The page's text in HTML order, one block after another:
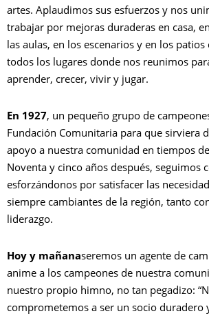
artes. Aplaudimos sus esfuerzos y nos
trabajar por mejoras duraderas en casa,
las aulas, en los escenarios y en los patios
todos los lugares donde nos reunimos
aprender, crecer, vivir y jugar.
En 1927, un pequeño grupo de
Fundación Comunitaria para que sirviera
apoyo a nuestra comunidad en tiempos
Noventa y cinco años después, seguimos
esforzándonos por satisfacer las
siempre cambiantes de la región, tanto
liderazgo.
Hoy y mañanaseremos un agente de
anime a los campeones de nuestra
nuestro propio himno, no tan pegadizo:
comprometemos a ser un socio duradero